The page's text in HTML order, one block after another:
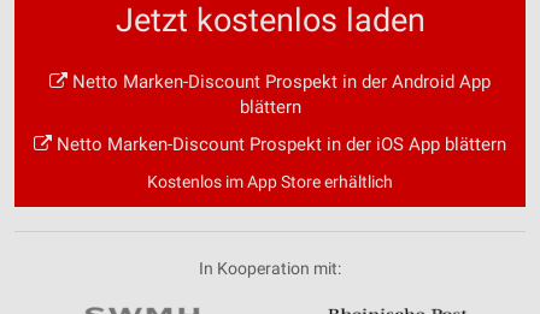
Jetzt kostenlos laden
Netto Marken-Discount Prospekt in der Android App
blättern
Netto Marken-Discount Prospekt in der iOS App blättern
Kostenlos im App Store erhältlich
In Kooperation mit: